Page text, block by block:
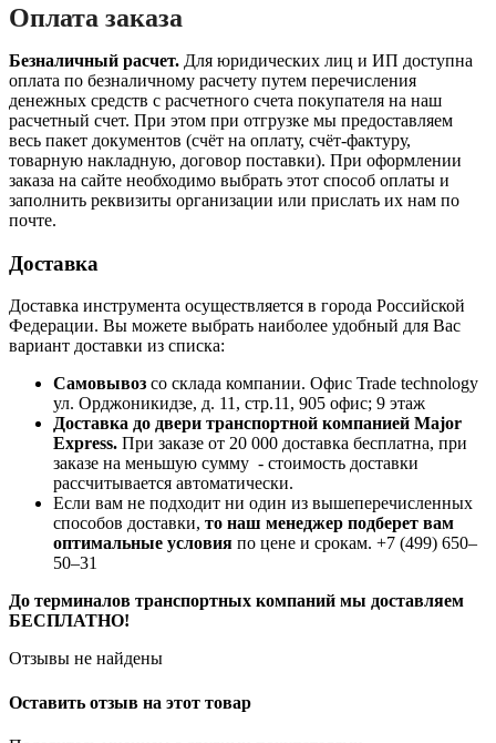
Оплата заказа
Безналичный расчет. Для юридических лиц и ИП доступна
оплата по безналичному расчету путем перечисления
денежных средств с расчетного счета покупателя на наш
расчетный счет. При этом при отгрузке мы предоставляем
весь пакет документов (счёт на оплату, счёт-фактуру,
товарную накладную, договор поставки). При оформлении
заказа на сайте необходимо выбрать этот способ оплаты и
заполнить реквизиты организации или прислать их нам по
почте.
Доставка
Доставка инструмента осуществляется в города Российской
Федерации. Вы можете выбрать наиболее удобный для Вас
вариант доставки из списка:
Самовывоз со склада компании. Офис Trade technology
ул. Орджоникидзе, д. 11, стр.11, 905 офис; 9 этаж
Доставка до двери транспортной компанией Major
Express. При заказе от 20 000 доставка бесплатна, при
заказе на меньшую сумму - стоимость доставки
рассчитывается автоматически.
Если вам не подходит ни один из вышеперечисленных
способов доставки, то наш менеджер подберет вам
оптимальные условия по цене и срокам. +7 (499) 650‒
50‒31
До терминалов транспортных компаний мы доставляем
БЕСПЛАТНО!
Отзывы не найдены
Оставить отзыв на этот товар